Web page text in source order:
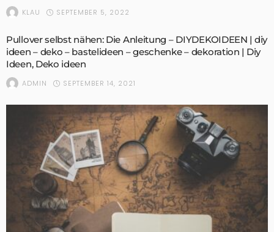
KLAU SEPTEMBER 5, 2022
Pullover selbst nähen: Die Anleitung – DIYDEKOIDEEN | diy
ideen – deko – bastelideen – geschenke – dekoration | Diy
Ideen, Deko ideen
ADMIN SEPTEMBER 14, 2021